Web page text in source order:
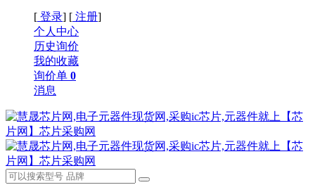
[ 登录] [ 注册]
个人中心
历史询价
我的收藏
询价单 0
消息